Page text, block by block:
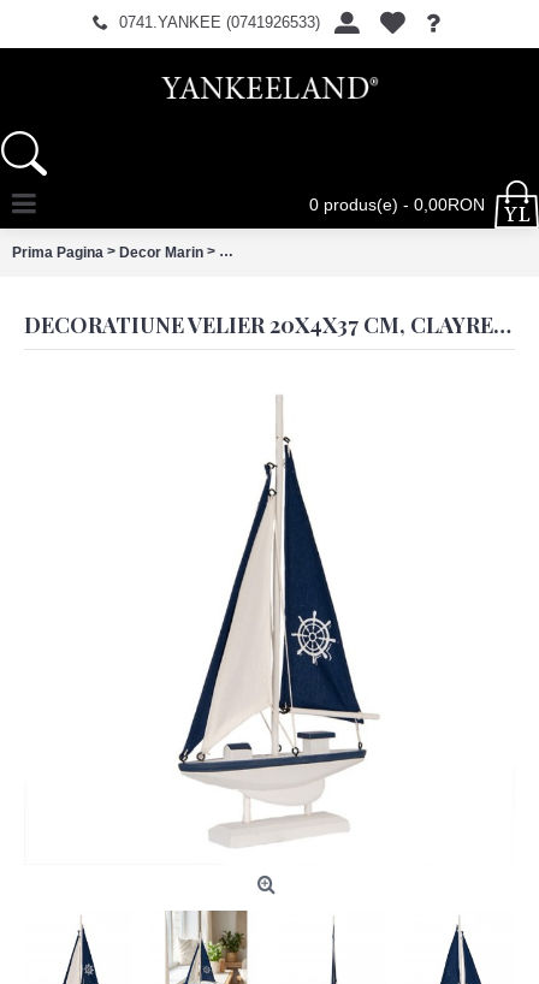
0741.YANKEE (0741926533)
0 produs(e) - 0,00RON
Prima Pagina > Decor Marin > Decoratiune velier 20x4x37 cm, Clayre & Eef
DECORATIUNE VELIER 20X4X37 CM, CLAYRE & EEF